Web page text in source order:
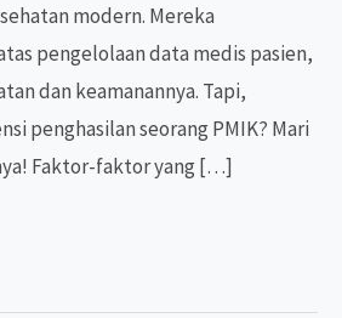
modern. Mereka
pengelolaan data medis pasien,
dan keamanannya. Tapi,
penghasilan seorang PMIK? Mari
Faktor-faktor yang […]